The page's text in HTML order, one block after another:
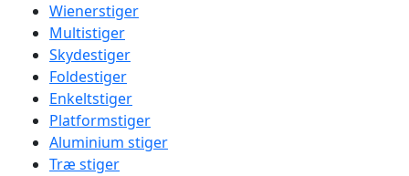
Wienerstiger
Multistiger
Skydestiger
Foldestiger
Enkeltstiger
Platformstiger
Aluminium stiger
Træ stiger